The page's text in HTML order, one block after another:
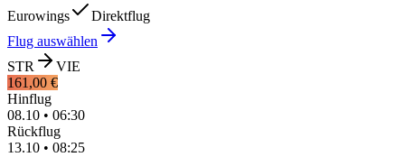
Eurowings
Direktflug
Flug auswählen
STR
VIE
161,00 €
Hinflug
08.10 • 06:30
Rückflug
13.10 • 08:25